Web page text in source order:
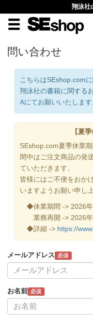
翔泳社
問い合わせ
こちらはSEshop.com
翔泳社の書籍に関する
Aにてお願いいたします
【夏
SEshop.com夏季休業
間中はご注文商品の発
ていただきます。
皆様にはご不便をおか
いますようお願い申し
◆休業期間 -> 2026年
業務再開 -> 2026年
◆詳細 -> https://
メールアドレス 必須
お名前 必須